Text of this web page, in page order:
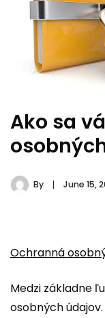
Ako sa
By June 15,
Ochranná
Medzi základne
osobných